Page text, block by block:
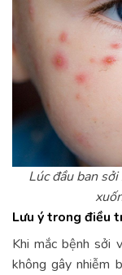
Lúc đầu ban
Lưu ý trong điều
Khi mắc bệnh sởi
không gây nhiễm